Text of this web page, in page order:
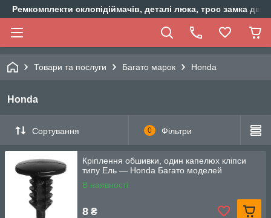
Ремкомплекти склопідіймачів, деталі люка, трос замка
Товари та послуги Багато марок Honda
Honda
Сортування 0 Фільтри
Кріплення обшивки, один капелюх кліпси
типу Ель — Honda Багато моделей
В наявності
8 ₴